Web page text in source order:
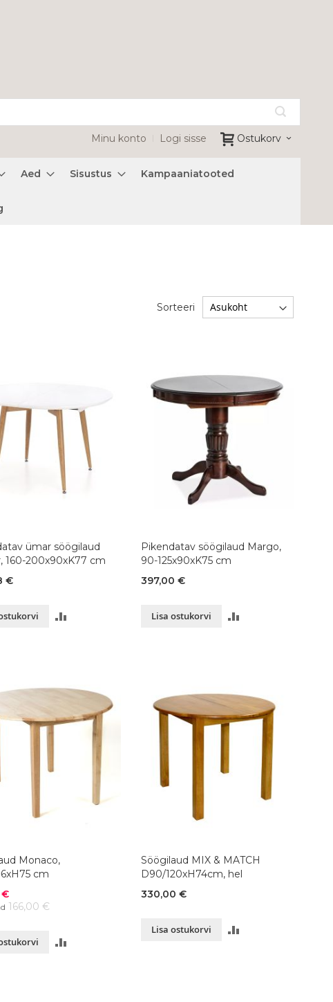
Ostukorv
Minu konto Logi sisse
Aed Sisustus Kampaaniatooted
Sorteeri
ümar söögilaud
160-200x90xK77 cm
€
Pikendatav söögilaud Margo,
90-125x90xK75 cm
397,00 €
Lisa ostukorvi
Monaco,
cm
€
166,00 €
Söögilaud MIX & MATCH
D90/120xH74cm, hel
330,00 €
Lisa ostukorvi